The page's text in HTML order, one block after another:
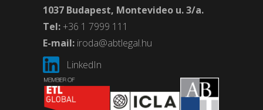
1037 Budapest, Montevideo u. 3/a.
Tel:+36 1 7999 111
E-mail: iroda@abtlegal.hu
LinkedIn